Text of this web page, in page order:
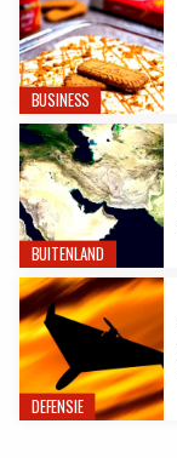
BUSINESS
BUITENLAND
DEFENSIE